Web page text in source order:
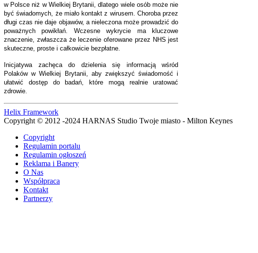
w Polsce niż w Wielkiej Brytanii, dlatego wiele osób może nie
być świadomych, że miało kontakt z wirusem. Choroba przez
długi czas nie daje objawów, a nieleczona może prowadzić do
poważnych powikłań. Wczesne wykrycie ma kluczowe
znaczenie, zwłaszcza że leczenie oferowane przez NHS jest
skuteczne, proste i całkowicie bezpłatne.
Inicjatywa zachęca do dzielenia się informacją wśród
Polaków w Wielkiej Brytanii, aby zwiększyć świadomość i
ułatwić dostęp do badań, które mogą realnie uratować
zdrowie.
Helix Framework
Copyright © 2012 -2024 HARNAS Studio Twoje miasto - Milton Keynes
Copyright
Regulamin portalu
Regulamin ogłoszeń
Reklama i Banery
O Nas
Współpraca
Kontakt
Partnerzy